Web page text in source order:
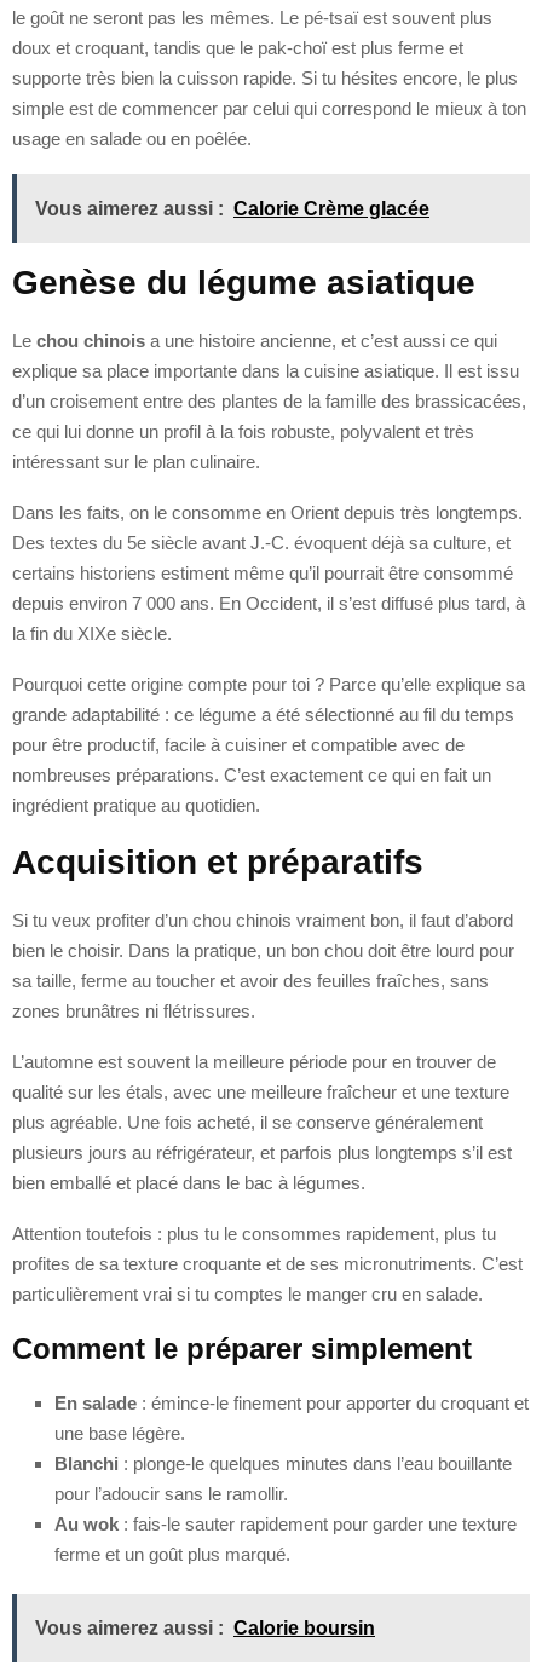
le goût ne seront pas les mêmes. Le pé-tsaï est souvent plus
doux et croquant, tandis que le pak-choï est plus ferme et
supporte très bien la cuisson rapide. Si tu hésites encore, le plus
simple est de commencer par celui qui correspond le mieux à ton
usage en salade ou en poêlée.
Vous aimerez aussi : Calorie Crème glacée
Genèse du légume asiatique
Le chou chinois a une histoire ancienne, et c’est aussi ce qui
explique sa place importante dans la cuisine asiatique. Il est issu
d’un croisement entre des plantes de la famille des brassicacées,
ce qui lui donne un profil à la fois robuste, polyvalent et très
intéressant sur le plan culinaire.
Dans les faits, on le consomme en Orient depuis très longtemps.
Des textes du 5e siècle avant J.-C. évoquent déjà sa culture, et
certains historiens estiment même qu’il pourrait être consommé
depuis environ 7 000 ans. En Occident, il s’est diffusé plus tard, à
la fin du XIXe siècle.
Pourquoi cette origine compte pour toi ? Parce qu’elle explique sa
grande adaptabilité : ce légume a été sélectionné au fil du temps
pour être productif, facile à cuisiner et compatible avec de
nombreuses préparations. C’est exactement ce qui en fait un
ingrédient pratique au quotidien.
Acquisition et préparatifs
Si tu veux profiter d’un chou chinois vraiment bon, il faut d’abord
bien le choisir. Dans la pratique, un bon chou doit être lourd pour
sa taille, ferme au toucher et avoir des feuilles fraîches, sans
zones brunâtres ni flétrissures.
L’automne est souvent la meilleure période pour en trouver de
qualité sur les étals, avec une meilleure fraîcheur et une texture
plus agréable. Une fois acheté, il se conserve généralement
plusieurs jours au réfrigérateur, et parfois plus longtemps s’il est
bien emballé et placé dans le bac à légumes.
Attention toutefois : plus tu le consommes rapidement, plus tu
profites de sa texture croquante et de ses micronutriments. C’est
particulièrement vrai si tu comptes le manger cru en salade.
Comment le préparer simplement
En salade : émince-le finement pour apporter du croquant et
une base légère.
Blanchi : plonge-le quelques minutes dans l’eau bouillante
pour l’adoucir sans le ramollir.
Au wok : fais-le sauter rapidement pour garder une texture
ferme et un goût plus marqué.
Vous aimerez aussi : Calorie boursin